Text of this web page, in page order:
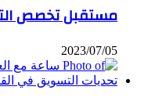
مستقبل تخصص
2023/07/05